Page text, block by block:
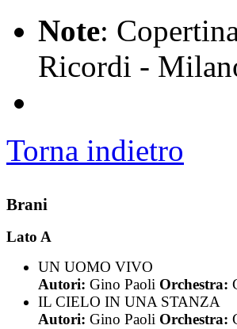
Note:
Ricordi -
Torna indietro
Brani
Lato A
UN UOMO VIVO
Autori: Gino Paoli Orchestra:
IL CIELO IN UNA STANZA
Autori: Gino Paoli Orchestra: